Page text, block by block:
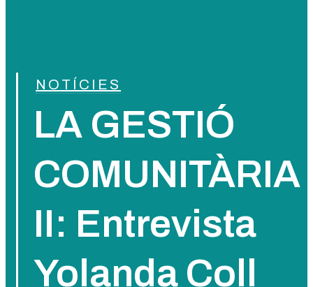
NOTÍCIES
LA GESTIÓ
COMUNITÀRIA
II: Entrevista
Yolanda Coll